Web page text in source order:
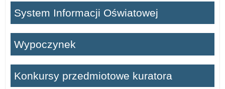
System Informacji Oświatowej
Wypoczynek
Konkursy przedmiotowe kuratora